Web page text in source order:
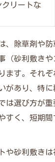
液体タイプ別
選ぶ庭の除
費を抑える
人気の庭用
ュラル除草剤
剤と市販品
ラル除草剤の
子どもと暮
リートな
、除草剤や
（砂利敷き
ます。それ
があり、特
は選び方が
すく、短期
や砂利敷きは